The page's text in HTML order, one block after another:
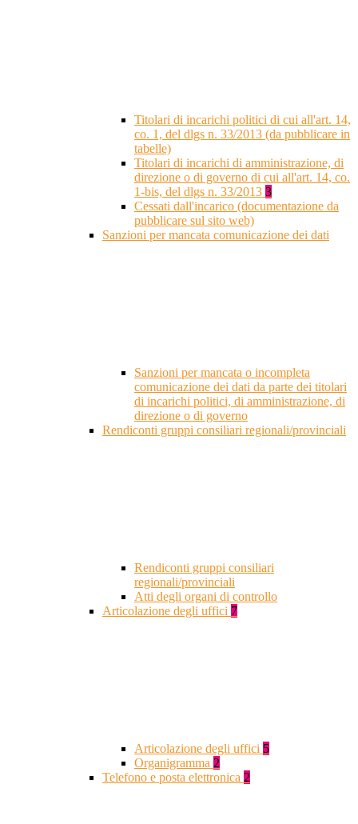
Titolari di incarichi politici di cui all'art. 14,
co. 1, del dlgs n. 33/2013 (da pubblicare in
tabelle)
Titolari di incarichi di amministrazione, di
direzione o di governo di cui all'art. 14, co.
1-bis, del dlgs n. 33/2013 3
Cessati dall'incarico (documentazione da
pubblicare sul sito web)
Sanzioni per mancata comunicazione dei dati
Sanzioni per mancata o incompleta
comunicazione dei dati da parte dei titolari
di incarichi politici, di amministrazione, di
direzione o di governo
Rendiconti gruppi consiliari regionali/provinciali
Rendiconti gruppi consiliari
regionali/provinciali
Atti degli organi di controllo
Articolazione degli uffici 7
Articolazione degli uffici 5
Organigramma 2
Telefono e posta elettronica 2